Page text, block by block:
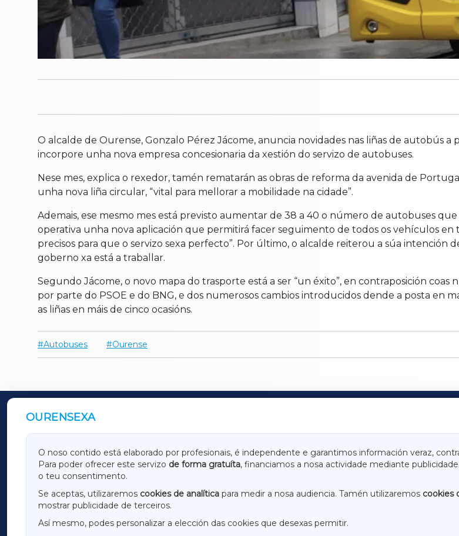
O alcalde de Ourense, Gonzalo Pérez Jácome, anuncia novidades nas liñas de autobús
incorpore unha nova empresa concesionaria da xestión do servizo de autobuses.
Nese mes, explica o rexedor, tamén rematarán as obras de reforma da avenida de
unha nova liña circular, “vital para mellorar a mobilidade na cidade”.
Ademais, ese mesmo mes está previsto aumentar de 38 a 40 o número de autobuses
operativa unha nova aplicación que permitirá facer seguimento de todos os vehículos
precisos para que o servizo sexa perfecto”. Por último, o alcalde reiterou a súa intención
goberno xa está a traballar.
Segundo Jácome, o novo mapa do trasporte está a ser “un éxito”, en contraposición
por parte do PSOE e do BNG, e dos numerosos cambios introducidos dende a posta en
as liñas en máis de cinco ocasións.
Autobuses Ourense
OURENSEXA
O noso contido está elaborado por profesionais, é independente e garantimos información veraz,
Para poder ofrecer este servizo de forma gratuíta, financiamos a nosa actividade mediante
o teu consentimento.
Se aceptas, utilizaremos cookies de analítica para medir a nosa audiencia. Tamén utilizaremos cookies
mostrar publicidade de terceiros.
Así mesmo, podes personalizar a elección das cookies que desexas permitir.
OUTROS PERIÓDICOS
GALICIAXA LUGOXA TERRACHAXA
AMARIÑAXA
RIBEIRASACRAXA ACORUÑAXA
OURENSEXA